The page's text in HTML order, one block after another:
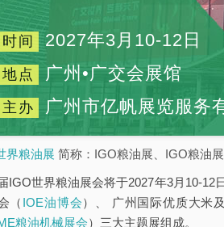
时间 2027年3月10-12日
地点 广州•广交会展馆
主办 广州市亿帆展览服务
界粮油展 简称：IGO粮油展、IGO粮油展
IGO世界粮油展会将于2027年3月10-12
（ IOE油博会）、 广州国际优质大米
粮油机械展会）三大主题展组成。